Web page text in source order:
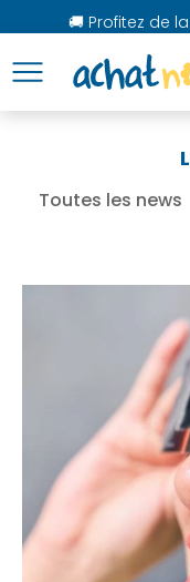
Profitez de la
Toutes les news